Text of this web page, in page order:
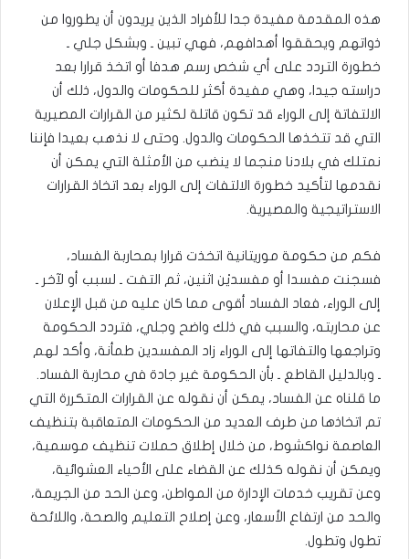
هذه المقدمة مفيدة جدا للأفراد الذين يريدون أن يطوروا من
ذواتهم ويحققوا أهدافهم، فهي تبين ـ وبشكل جلي ـ
خطورة التردد على أي شخص رسم هدفا أو اتخذ قرارا بعد
دراسته جيدا، وهي مفيدة أكثر للحكومات والدول، ذلك أن
الالتفاتة إلى الوراء قد تكون قاتلة لكثير من القرارات المصيرية
التي قد تتخذها الحكومات والدول. وحتى لا نذهب بعيدا فإننا
نمتلك في بلادنا منجما لا ينضب من الأمثلة التي يمكن أن
نقدمها لتأكيد خطورة الالتفات إلى الوراء بعد اتخاذ القرارات
الاستراتيجية والمصيرية.
فكم من حكومة موريتانية اتخذت قرارا بمحاربة الفساد،
فسجنت مفسدا أو مفسديْن اثنين، ثم التفت ـ لسبب أو لآخر ـ
إلى الوراء، فعاد الفساد أقوى مما كان عليه من قبل الإعلان
عن محاربته، والسبب في ذلك واضح وجلي، فتردد الحكومة
وتراجعها والتفاتها إلى الوراء زاد المفسدين طمأنة، وأكد لهم
ـ وبالدليل القاطع ـ بأن الحكومة غير جادة في محاربة الفساد.
ما قلناه عن الفساد، يمكن أن نقوله عن القرارات المتكررة التي
تم اتخاذها من طرف العديد من الحكومات المتعاقبة بتنظيف
العاصمة نواكشوط، من خلال إطلاق حملات تنظيف موسمية،
ويمكن أن نقوله كذلك عن القضاء على الأحياء العشوائية،
وعن تقريب خدمات الإدارة من المواطن، وعن الحد من الجريمة،
والحد من ارتفاع الأسعار، وعن إصلاح التعليم والصحة، واللائحة
تطول وتطول.